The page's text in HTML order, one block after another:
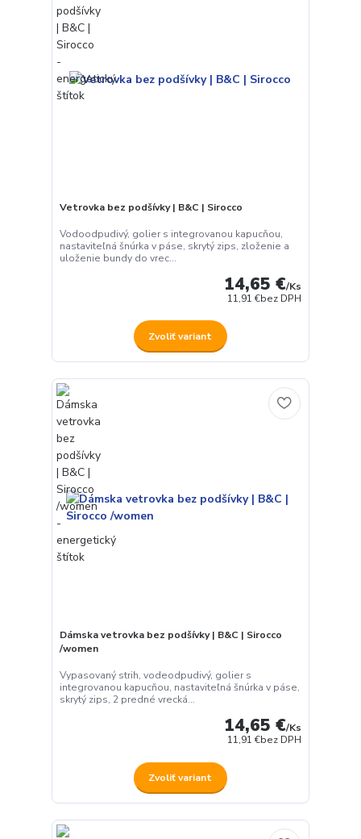
Vetrovka bez podšívky | B&C | Sirocco
Vodoodpudivý, golier s integrovanou kapucňou,
nastaviteľná šnúrka v páse, skrytý zips, zloženie a
uloženie bundy do vrec...
14,65 €/Ks
11,91 €bez DPH
Zvoliť variant
Dámska vetrovka bez podšívky | B&C | Sirocco
/women
Vypasovaný strih, vodeodpudivý, golier s
integrovanou kapucňou, nastaviteľná šnúrka v páse,
skrytý zips, 2 predné vrecká...
14,65 €/Ks
11,91 €bez DPH
Zvoliť variant